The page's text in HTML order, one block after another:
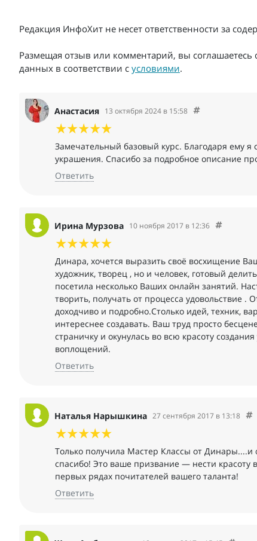
Редакция ИнфоХит не несет ответственности за
Размещая отзыв или комментарий, вы соглашаетесь
данных в соответствии с условиями.
Анастасия 13 октября 2024 в 15:58
Замечательный базовый курс. Благодаря ему
украшения. Спасибо за подробное описание
Ответить
Ирина Мурзова 10 ноября 2017 в 12:36
Динара, хочется выразить своё восхищение
художник, творец , но и человек, готовый
посетила несколько Ваших онлайн занятий.
творить, получать от процесса удовольствие
доходчиво и подробно.Столько идей, техник,
интереснее создавать. Ваш труд просто
страничку и окунулась во всю красоту
воплощений.
Ответить
Наталья Нарышкина 27 сентября 2017 в 13:18
Только получила Мастер Классы от Динары....и
спасибо! Это ваше призвание — нести
первых рядах почитателей вашего таланта!
Ответить